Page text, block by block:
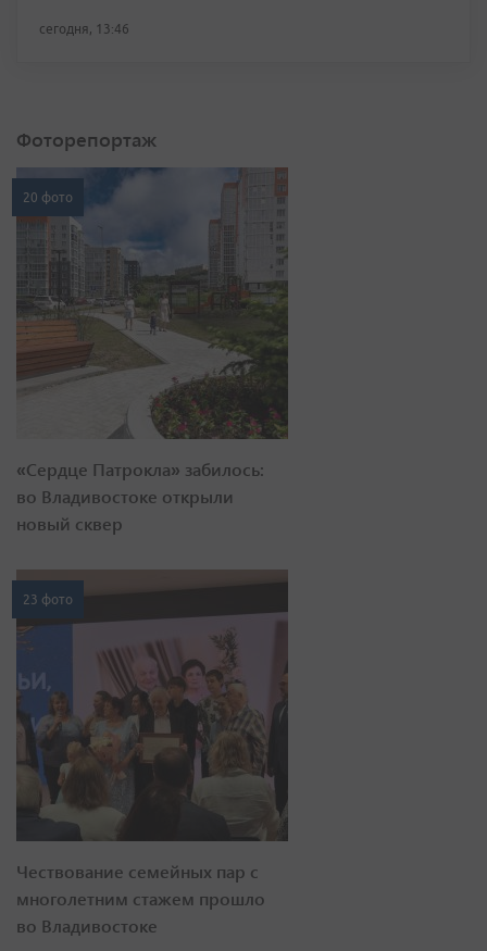
сегодня, 13:46
Фоторепортаж
20 фото
«Сердце Патрокла» забилось:
во Владивостоке открыли
новый сквер
23 фото
Чествование семейных пар с
многолетним стажем прошло
во Владивостоке